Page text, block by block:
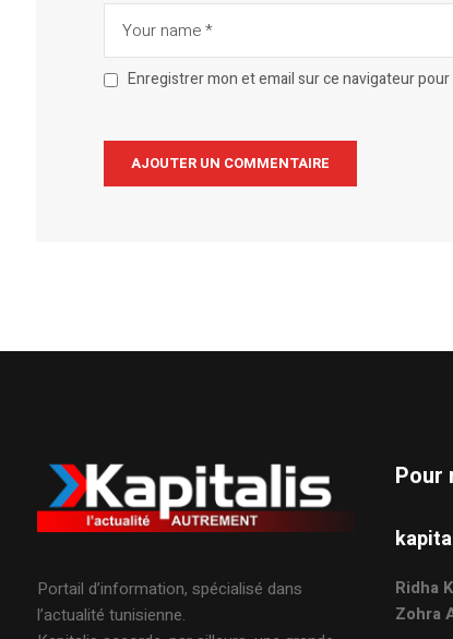
Enregistrer mon et email sur ce navigateur
Portail d’information, spécialisé dans
l’actualité tunisienne.
Pour
Ridha
Zohra